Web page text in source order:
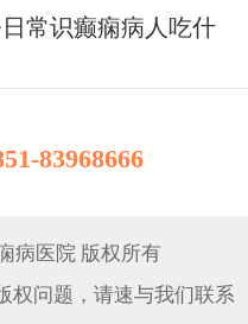
常识癫痫病人吃什
83968666
病医院 版权所有
权问题，请速与我们联系